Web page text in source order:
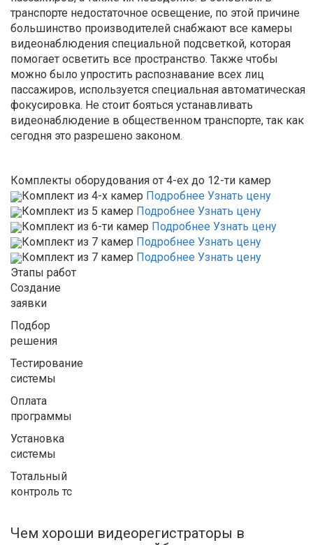
транспорте недостаточное освещение, по этой причине
большинство производителей снабжают все камеры
видеонаблюдения специальной подсветкой, которая
помогает осветить все пространство. Также чтобы
можно было упростить распознавание всех лиц
пассажиров, используется специальная автоматическая
фокусировка. Не стоит бояться устанавливать
видеонаблюдение в общественном транспорте, так как
сегодня это разрешено законом.
Комплекты оборудования от 4-ех до 12-ти камер
Комплект из 4-х камер Подробнее Узнать цену
Комплект из 5 камер Подробнее Узнать цену
Комплект из 6-ти камер Подробнее Узнать цену
Комплект из 7 камер Подробнее Узнать цену
Комплект из 7 камер Подробнее Узнать цену
Этапы работ
Создание
заявки
Подбор
решения
Тестирование
системы
Оплата
программы
Установка
системы
Тотальный
контроль тс
Чем хороши видеорегистраторы в